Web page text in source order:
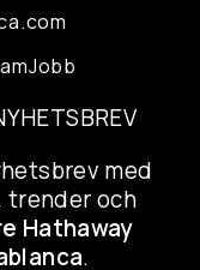
Jobb
med
trender och
Hathaway
.